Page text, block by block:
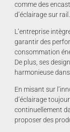
comme des
d’éclairage sur rail.
L’entreprise
garantir des
consommation
De plus, ses
harmonieuse
En misant sur
d’éclairage
continuellement
proposer des